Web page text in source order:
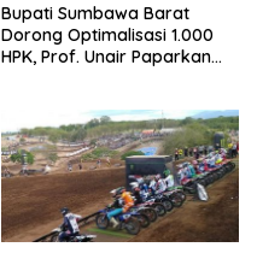
Bupati Sumbawa Barat
Dorong Optimalisasi 1.000
HPK, Prof. Unair Paparkan